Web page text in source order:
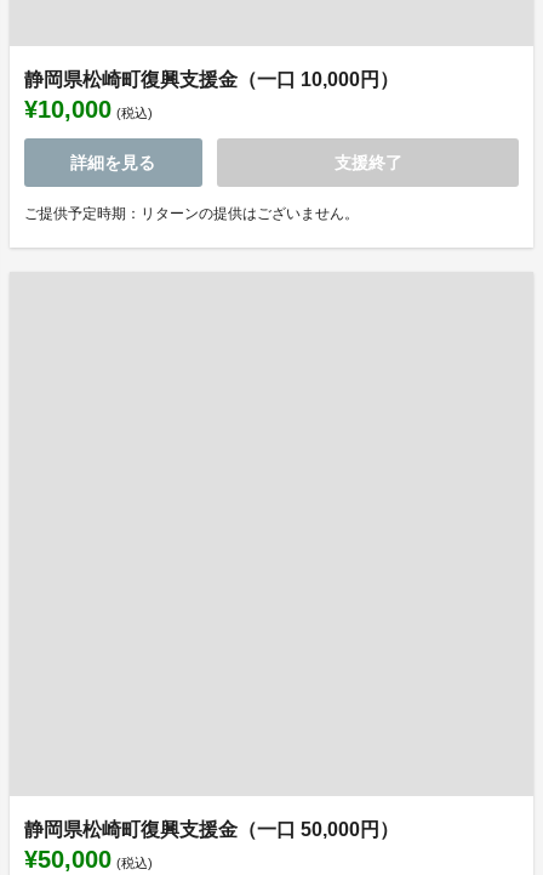
静岡県松崎町復興支援金（一口 10,000円）
¥10,000 (税込)
詳細を見る 支援終了
ご提供予定時期：リターンの提供はございません。
静岡県松崎町復興支援金（一口 50,000円）
¥50,000 (税込)